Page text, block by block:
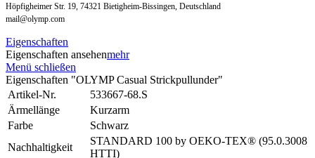
Höpfigheimer Str. 19, 74321 Bietigheim-Bissingen, Deutschland
mail@olymp.com
Eigenschaften
Eigenschaften ansehenmehr
Menü schließen
Eigenschaften "OLYMP Casual Strickpullunder"
Artikel-Nr.
533667-68.S
Ärmellänge
Kurzarm
Farbe
Schwarz
Nachhaltigkeit
STANDARD 100 by OEKO-TEX® (95.0.3008
HTTI)